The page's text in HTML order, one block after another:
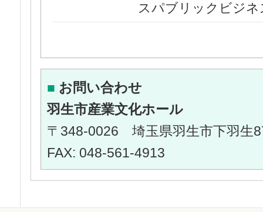
スパブリックビジネ
■ お問い合わせ
羽生市産業文化ホール
〒348-0026 埼玉県羽生市下羽
FAX: 048-561-4913